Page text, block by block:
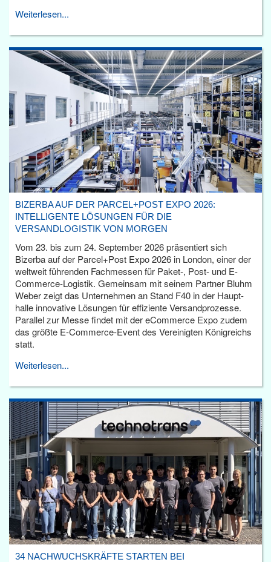
Weiterlesen...
BIZERBA AUF DER PARCEL+POST EXPO 2026:
INTELLIGENTE LÖSUNGEN FÜR DIE
VERSANDLOGISTIK VON MORGEN
Vom 23. bis zum 24. September 2026 präsentiert sich
Bizerba auf der Parcel+Post Expo 2026 in London, einer der
weltweit führenden Fachmessen für Paket-, Post- und E-
Commerce-Logistik. Gemeinsam mit seinem Partner Bluhm
Weber zeigt das Unternehmen an Stand F40 in der Haupt­
halle innovative Lösungen für effiziente Versandprozesse.
Parallel zur Messe findet mit der eCommerce Expo zudem
das größte E-Commerce-Event des Vereinigten Königreichs
statt.
Weiterlesen...
34 NACHWUCHSKRÄFTE STARTEN BEI